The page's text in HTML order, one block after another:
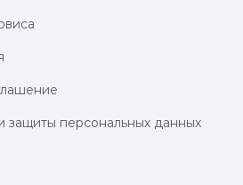
защиты персональных данных